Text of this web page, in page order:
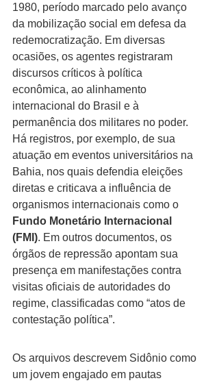
1980, período marcado pelo avanço
da mobilização social em defesa da
redemocratização. Em diversas
ocasiões, os agentes registraram
discursos críticos à política
econômica, ao alinhamento
internacional do Brasil e à
permanência dos militares no poder.
Há registros, por exemplo, de sua
atuação em eventos universitários na
Bahia, nos quais defendia eleições
diretas e criticava a influência de
organismos internacionais como o
Fundo Monetário Internacional
(FMI). Em outros documentos, os
órgãos de repressão apontam sua
presença em manifestações contra
visitas oficiais de autoridades do
regime, classificadas como “atos de
contestação política”.
Os arquivos descrevem Sidônio como
um jovem engajado em pautas